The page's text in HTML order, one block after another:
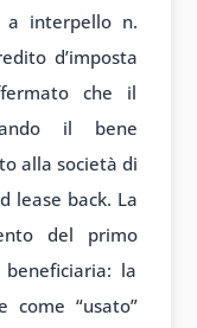
interpello n.
d’imposta
che il
il bene
alla società di
lease back. La
del primo
la
come “usato”